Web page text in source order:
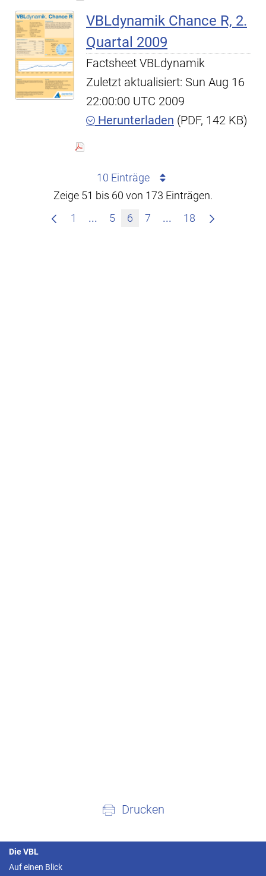
VBLdynamik Chance R, 2.
Quartal 2009
Factsheet VBLdynamik
Zuletzt aktualisiert: Sun Aug 16
22:00:00 UTC 2009
Herunterladen (PDF, 142 KB)
10 Einträge
Zeige 51 bis 60 von 173 Einträgen.
1
... Zwischenseiten Navigieren mit
5 6 7 ... Zwischenseiten
18
Drucken
Die VBL
Auf einen Blick